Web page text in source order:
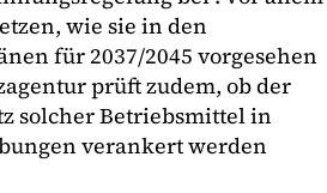
wie sie in den
für 2037/2045 vorgesehen
prüft zudem, ob der
solcher Betriebsmittel in
verankert werden